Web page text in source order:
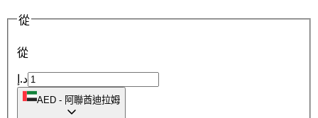
從
從
د.إ
AED - 阿聯酋迪拉姆